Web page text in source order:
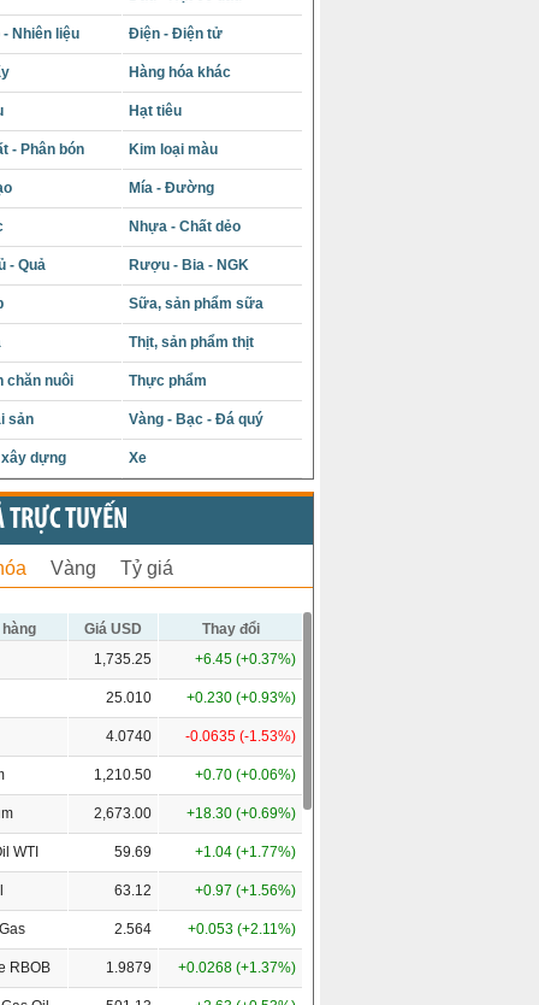
- Nhiên liệu Điện - Điện tử
Hàng hóa khác
Hạt tiêu
- Phân bón Kim loại màu
Mía - Đường
Nhựa - Chất dẻo
- Quả Rượu - Bia - NGK
Sữa, sản phẩm sữa
Thịt, sản phẩm thịt
chăn nuôi Thực phẩm
sản Vàng - Bạc - Đá quý
dựng Xe
TRỰC TUYẾN
Vàng Tỷ giá
Giá USD
Thay đổi
1,735.25 +6.45 (+0.37%)
25.010 +0.230 (+0.93%)
4.0740 -0.0635 (-1.53%)
1,210.50 +0.70 (+0.06%)
2,673.00 +18.30 (+0.69%)
WTI 59.69 +1.04 (+1.77%)
63.12 +0.97 (+1.56%)
2.564 +0.053 (+2.11%)
RBOB 1.9879 +0.0268 (+1.37%)